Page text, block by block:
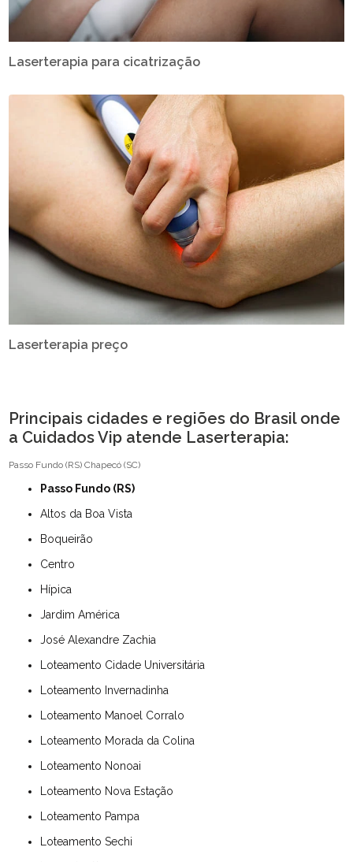
Laserterapia para cicatrização
Laserterapia preço
Principais cidades e regiões do Brasil onde
a Cuidados Vip atende Laserterapia:
Passo Fundo (RS) Chapecó (SC)
Passo Fundo (RS)
Altos da Boa Vista
Boqueirão
Centro
Hípica
Jardim América
José Alexandre Zachia
Loteamento Cidade Universitária
Loteamento Invernadinha
Loteamento Manoel Corralo
Loteamento Morada da Colina
Loteamento Nonoai
Loteamento Nova Estação
Loteamento Pampa
Loteamento Sechi